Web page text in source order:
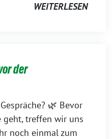
WEITERLESEN
der
🌿 Bevor
geht, treffen wir uns
noch einmal zum